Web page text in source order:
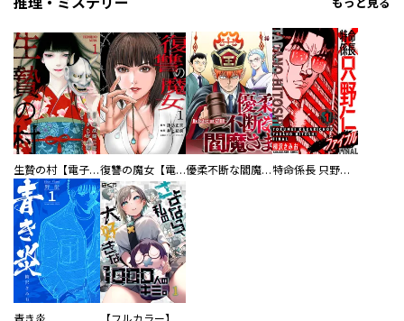
もっと見る
生贄の村【電子単行本版】 復讐の魔女【電子単行本版】 優柔不断な閻魔さま 特命係長 只野仁ファイナル 愛蔵版